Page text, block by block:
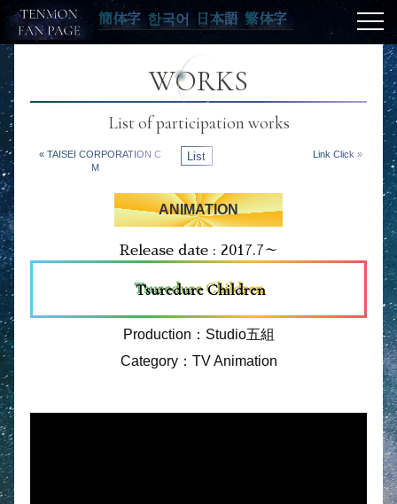
簡体字 한국어 日本語 繁体字
WORKS
List of participation works
« TAISEI CORPORATION C
M
List Link Click »
ANIMATION
Release date : 2017.7～
Tsuredure Children
Production：Studio五組
Category：TV Animation